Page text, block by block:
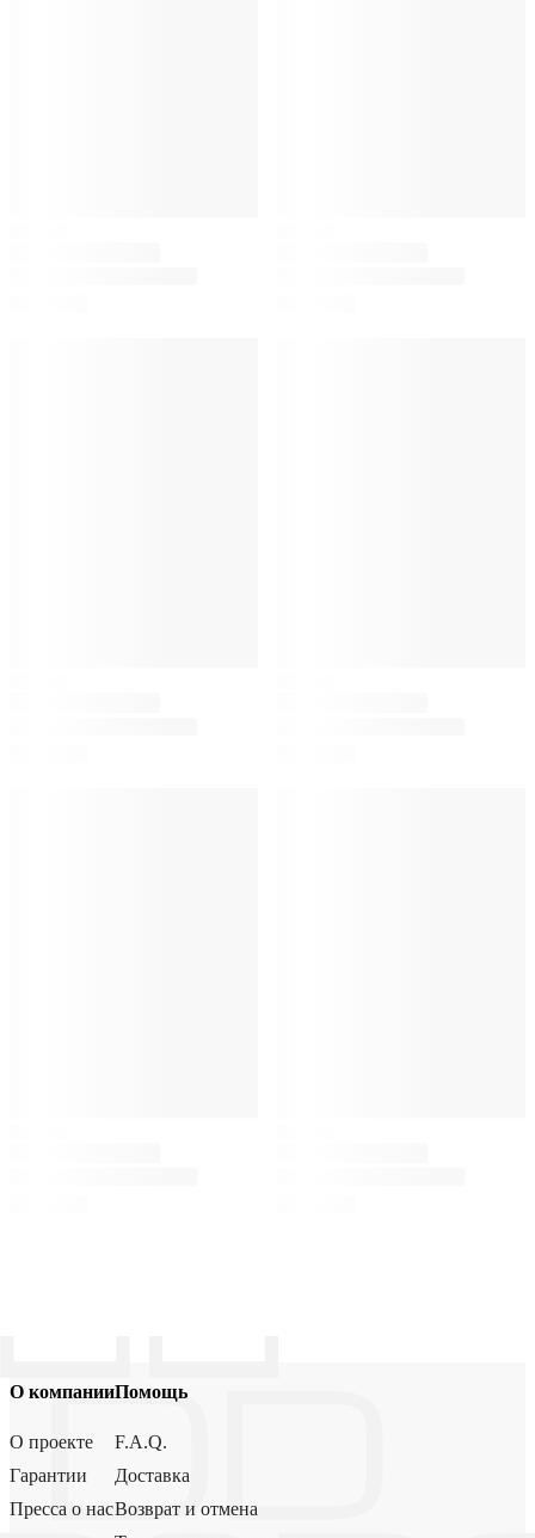
О компании
О проекте
Гарантии
Пресса о нас
Помощь
F.A.Q.
Доставка
Возврат и отмена